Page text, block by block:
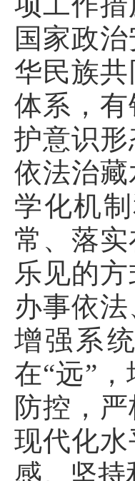
国家政
华民族
体系，
护意识
依法治
学化机
常、落
乐见的
办事依
增强系
在“远”
防控，
现代化
感。坚持